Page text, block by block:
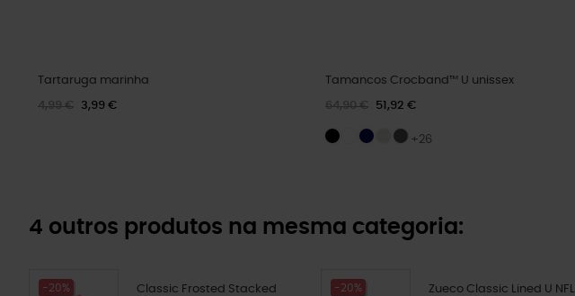
Tartaruga marinha
4,99 € 3,99 €
Tamancos Crocband™ U unissex
64,90 € 51,92 €
+26
4 outros produtos na mesma categoria:
-20%
Classic Frosted Stacked
-20%
Zueco Classic Lined U NFL